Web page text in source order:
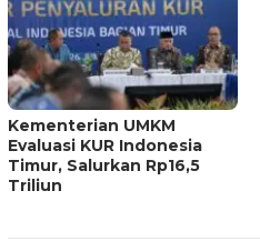
Kementerian UMKM
Evaluasi KUR Indonesia
Timur, Salurkan Rp16,5
Triliun